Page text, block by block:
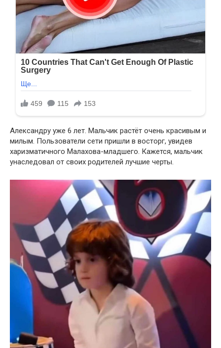
Александру уже 6 лет. Мальчик растёт очень красивым и
милым. Пользователи сети пришли в восторг, увидев
харизматичного Малахова-младшего. Кажется, мальчик
унаследовал от своих родителей лучшие черты.